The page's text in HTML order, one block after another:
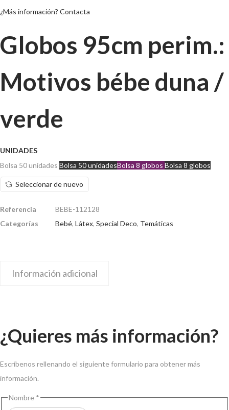
¿Más información? Contacta
Globos 95cm perim.:
Motivos bébe duna /
verde
UNIDADES
Bolsa 50 unidades Bolsa 50 unidadesBolsa 8 globos Bolsa 8 globos
Seleccionar de nuevo
Referencia
BEBE-112128
Categorías
Bebé, Látex, Special Deco, Temáticas
Información adicional
¿Quieres más información?
Escríbenos rellenando el siguiente formulario para obtener más
información.
Nombre *